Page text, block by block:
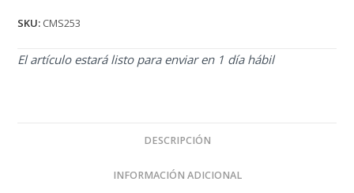
SKU: CMS253
El artículo estará listo para enviar en 1 día hábil
DESCRIPCIÓN
INFORMACIÓN ADICIONAL